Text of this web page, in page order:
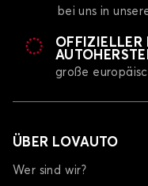
bei uns in
OFFIZIELLER
große
ÜBER LOVAUTO
Wer sind wir?